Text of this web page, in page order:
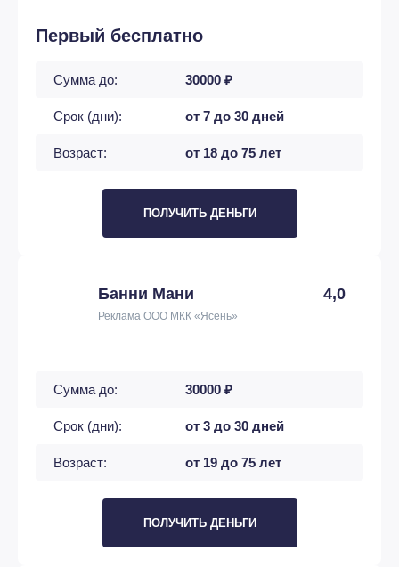
Первый бесплатно
Сумма до: 30000 ₽
Срок (дни): от 7 до 30 дней
Возраст: от 18 до 75 лет
ПОЛУЧИТЬ ДЕНЬГИ
Банни Мани 4,0
Реклама ООО МКК «Ясень»
Сумма до: 30000 ₽
Срок (дни): от 3 до 30 дней
Возраст: от 19 до 75 лет
ПОЛУЧИТЬ ДЕНЬГИ